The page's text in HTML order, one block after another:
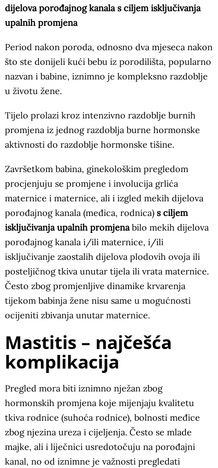
dijelova porođajnog kanala s ciljem isključivanja
upalnih promjena
Period nakon poroda, odnosno dva mjeseca nakon
što ste donijeli kući bebu iz porodilišta, popularno
nazvan i babine, iznimno je kompleksno razdoblje
u životu žene.
Tijelo prolazi kroz intenzivno razdoblje burnih
promjena iz jednog razdoblja burne hormonske
aktivnosti do razdoblje hormonske tišine.
Završetkom babina, ginekološkim pregledom
procjenjuju se promjene i involucija grlića
maternice i maternice, ali i izgled mekih dijelova
porođajnog kanala (međica, rodnica) s ciljem
isključivanja upalnih promjenabilo mekih dijelova
porođajnog kanala i/ili maternice, i/ili
isključivanje zaostalih dijelova plodovih ovoja ili
posteljičnog tkiva unutar tijela ili vrata maternice.
Često zbog promjenljive dinamike krvarenja
tijekom babinja žene nisu same u mogućnosti
ocijeniti zbivanja unutar maternice.
Mastitis – najčešća
komplikacija
Pregled mora biti iznimno nježan zbog
hormonskih promjena koje mijenjaju kvalitetu
tkiva rodnice (suhoća rodnice), bolnosti međice
zbog njezina ureza i cijeljenja. Često se mlade
majke, ali i liječnici usredotočuju na porođajni
kanal, no od iznimne je važnosti pregledati